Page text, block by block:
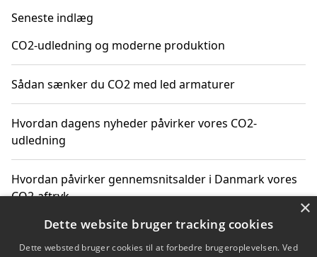
Seneste indlæg
CO2-udledning og moderne produktion
Sådan sænker du CO2 med led armaturer
Hvordan dagens nyheder påvirker vores CO2-
udledning
Hvordan påvirker gennemsnitsalder i Danmark vores
CO2-aftryk
Hvordan nyheder om CO2-udledning påvirker vores
hverdag
×
Dette website bruger tracking cookies
Dette websted bruger cookies til at forbedre brugeroplevelsen. Ved